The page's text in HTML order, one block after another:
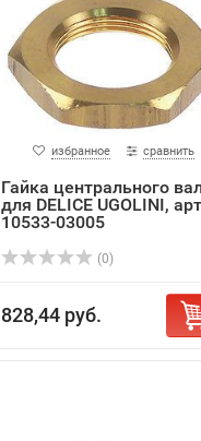
избранное сравнить
Гайка центрального
для DELICE UGOLINI,
10533-03005
(0)
828,44 руб.